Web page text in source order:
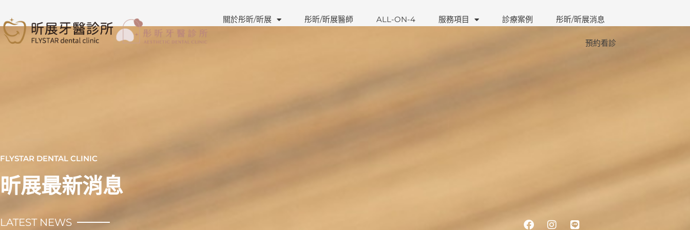
主
關於彤昕/昕展 彤昕/昕展醫師 ALL-ON-4 服務項目 診療案例 彤昕/昕展消息
預約看診
FLYSTAR DENTAL CLINIC
昕展最新消息
LATEST NEWS Facebook
Instagram
Line